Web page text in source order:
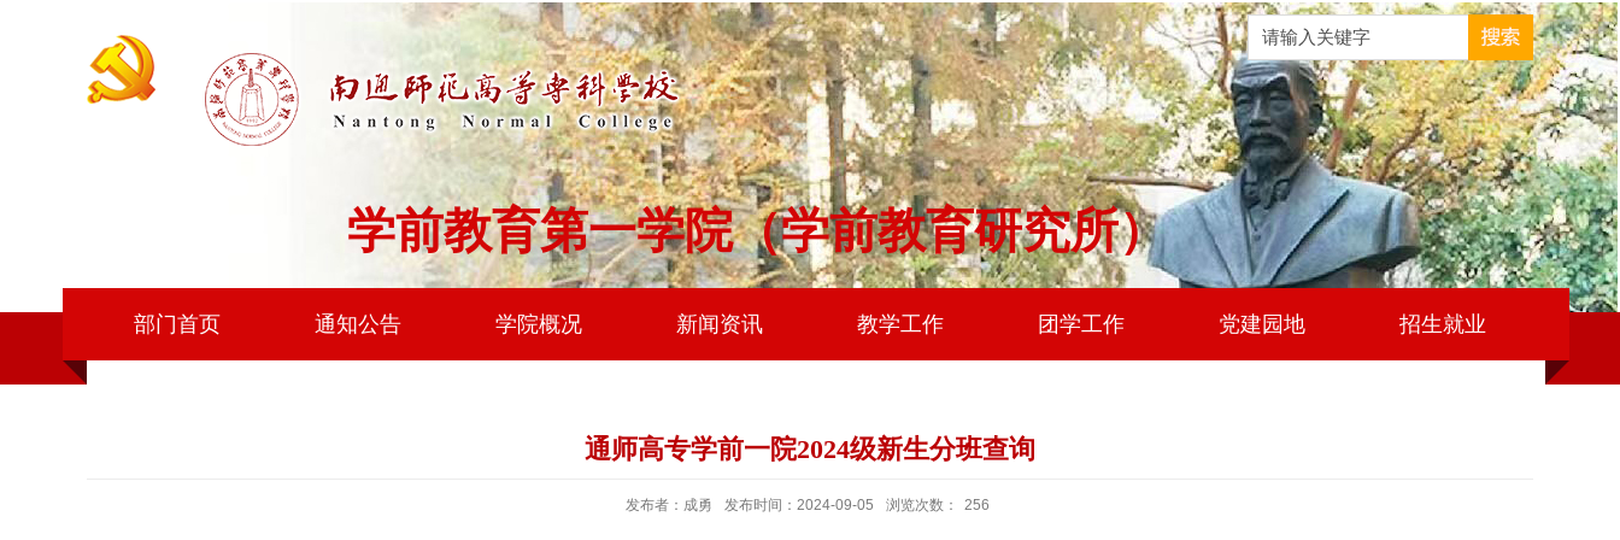
学前教育第一学院（学前教育研究所）
部门首页 通知公告 学院概况 新闻资讯 教学工作 团学工作 党建园地 招生就业
通师高专学前一院2024级新生分班查询
发布者：成勇 发布时间：2024-09-05 浏览次数： 256